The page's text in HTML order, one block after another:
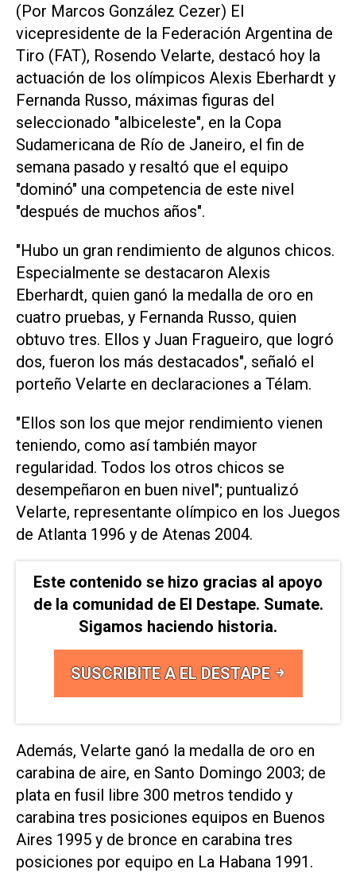
(Por Marcos González Cezer) El
vicepresidente de la Federación Argentina de
Tiro (FAT), Rosendo Velarte, destacó hoy la
actuación de los olímpicos Alexis Eberhardt y
Fernanda Russo, máximas figuras del
seleccionado "albiceleste", en la Copa
Sudamericana de Río de Janeiro, el fin de
semana pasado y resaltó que el equipo
"dominó" una competencia de este nivel
"después de muchos años".
"Hubo un gran rendimiento de algunos chicos.
Especialmente se destacaron Alexis
Eberhardt, quien ganó la medalla de oro en
cuatro pruebas, y Fernanda Russo, quien
obtuvo tres. Ellos y Juan Fragueiro, que logró
dos, fueron los más destacados", señaló el
porteño Velarte en declaraciones a Télam.
"Ellos son los que mejor rendimiento vienen
teniendo, como así también mayor
regularidad. Todos los otros chicos se
desempeñaron en buen nivel"; puntualizó
Velarte, representante olímpico en los Juegos
de Atlanta 1996 y de Atenas 2004.
Este contenido se hizo gracias al apoyo
de la comunidad de El Destape. Sumate.
Sigamos haciendo historia.
SUSCRIBITE A EL DESTAPE
Además, Velarte ganó la medalla de oro en
carabina de aire, en Santo Domingo 2003; de
plata en fusil libre 300 metros tendido y
carabina tres posiciones equipos en Buenos
Aires 1995 y de bronce en carabina tres
posiciones por equipo en La Habana 1991.